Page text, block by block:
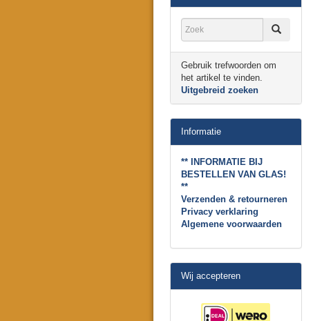
Gebruik trefwoorden om
het artikel te vinden.
Uitgebreid zoeken
Informatie
** INFORMATIE BIJ
BESTELLEN VAN GLAS!
**
Verzenden & retourneren
Privacy verklaring
Algemene voorwaarden
Wij accepteren